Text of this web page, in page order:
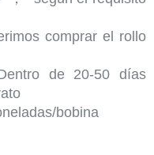
comprar el rollo
de 20-50 días
bobina